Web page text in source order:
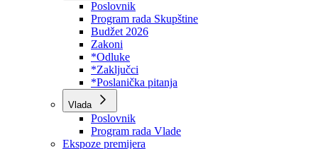
Dokumenti
Skupština
Poslovnik
Program rada Skupštine
Budžet 2026
Zakoni
*Odluke
*Zaključci
*Poslanička pitanja
Vlada